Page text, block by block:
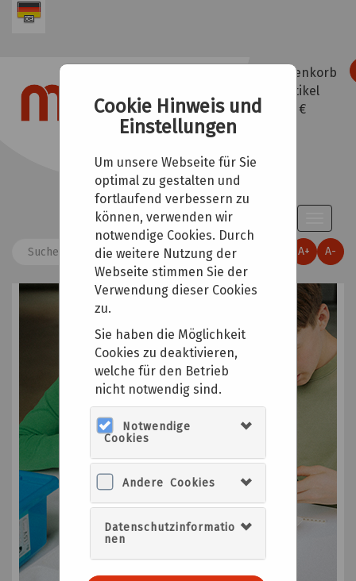
Cookie Hinweis und
Einstellungen
Um unsere Webseite für Sie
optimal zu gestalten und
fortlaufend verbessern zu
können, verwenden wir
notwendige Cookies. Durch
die weitere Nutzung der
Webseite stimmen Sie der
Verwendung dieser Cookies
zu.
Sie haben die Möglichkeit
Cookies zu deaktivieren,
welche für den Betrieb
nicht notwendig sind.
Notwendige
Cookies
Andere Cookies
Datenschutzinformatio
nen
Warenkorb
Artikel
0,00 €
A-
A+